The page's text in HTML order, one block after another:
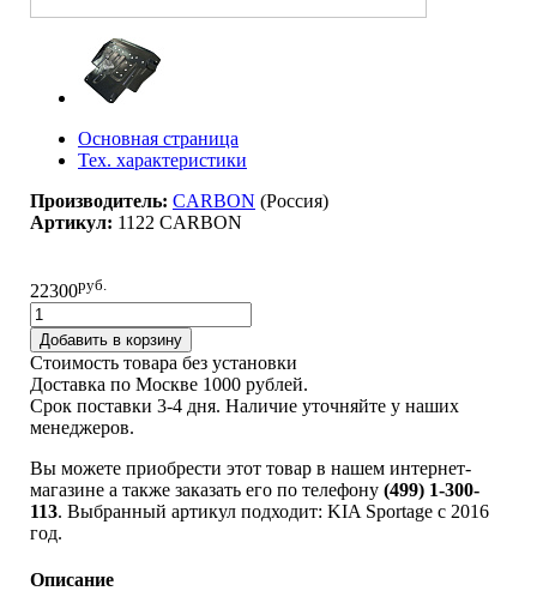
Основная страница
Тех. характеристики
Производитель: CARBON (Pоссия)
Артикул: 1122 CARBON
22300руб.
Добавить в корзину
Стоимость товара без установки
Доставка по Москве 1000 рублей.
Срок поставки 3-4 дня. Наличие уточняйте у наших
менеджеров.
Вы можете приобрести этот товар в нашем интернет-
магазине а также заказать его по телефону (499) 1-300-
113. Выбранный артикул подходит: KIA Sportage c 2016
год.
Описание